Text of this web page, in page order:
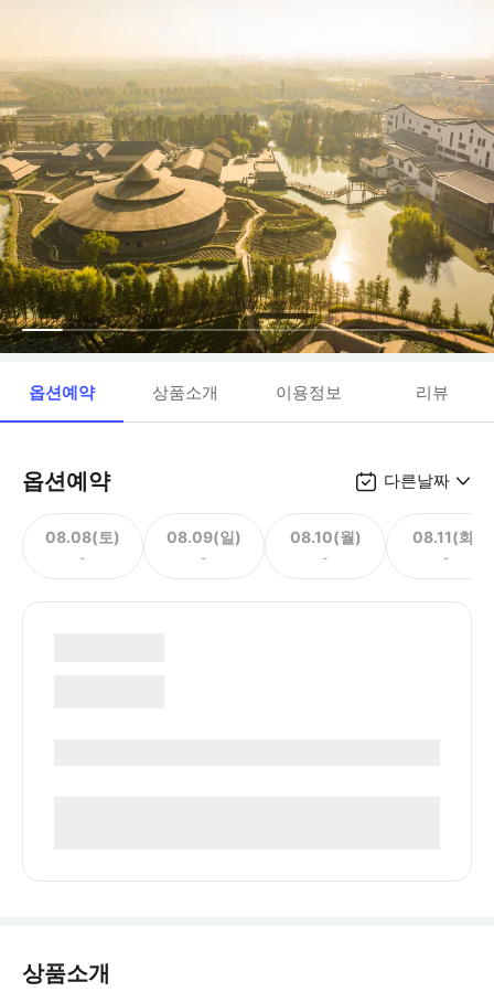
옵션예약 상품소개 이용정보 리뷰
옵션예약 다른날짜
08.08(토)
-
08.09(일)
-
08.10(월)
-
08.11(화)
-
상품소개